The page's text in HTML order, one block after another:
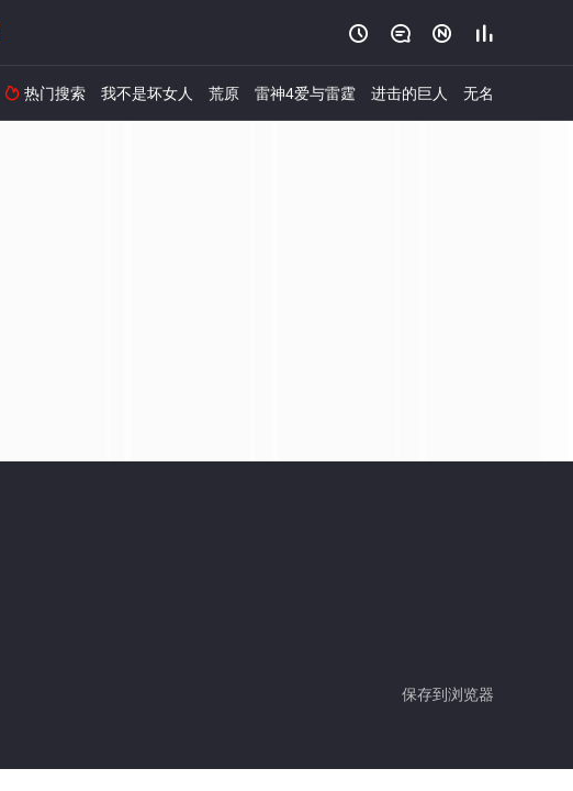
   
 热门搜索 我不是坏女人 荒原 雷神4爱与雷霆 进击的巨人 无名
保存到浏览器